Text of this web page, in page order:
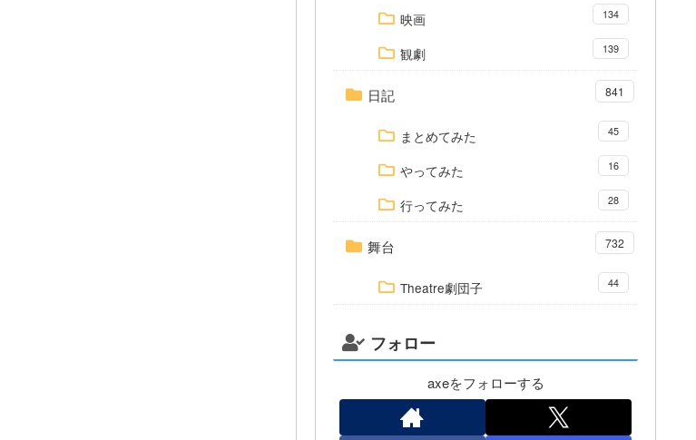
映画 134
観劇 139
日記 841
まとめてみた 45
やってみた 16
行ってみた 28
舞台 732
Theatre劇団子 44
フォロー
axeをフォローする